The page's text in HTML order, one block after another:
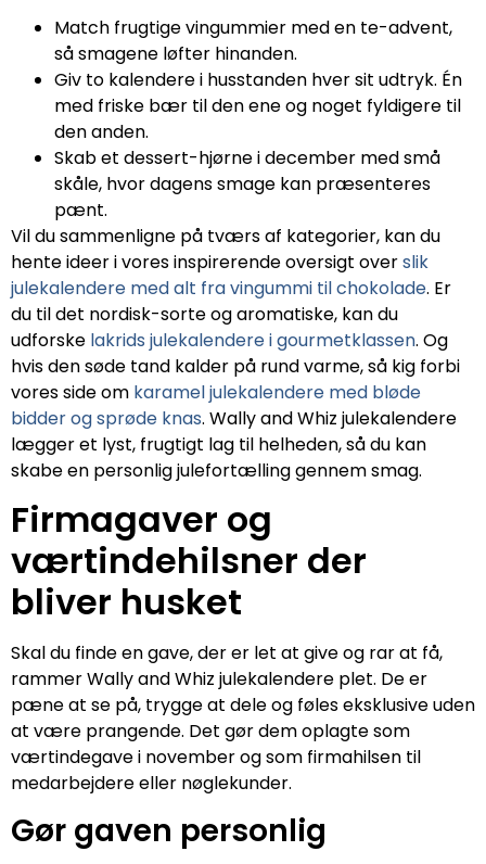
Match frugtige vingummier med en te-advent,
så smagene løfter hinanden.
Giv to kalendere i husstanden hver sit udtryk. Én
med friske bær til den ene og noget fyldigere til
den anden.
Skab et dessert-hjørne i december med små
skåle, hvor dagens smage kan præsenteres
pænt.
Vil du sammenligne på tværs af kategorier, kan du
hente ideer i vores inspirerende oversigt overslik
julekalendere med alt fra vingummi til chokolade. Er
du til det nordisk-sorte og aromatiske, kan du
udforske lakrids julekalendere i gourmetklassen. Og
hvis den søde tand kalder på rund varme, så kig forbi
vores side om karamel julekalendere med bløde
bidder og sprøde knas. Wally and Whiz julekalendere
lægger et lyst, frugtigt lag til helheden, så du kan
skabe en personlig julefortælling gennem smag.
Firmagaver og
værtindehilsner der
bliver husket
Skal du finde en gave, der er let at give og rar at få,
rammer Wally and Whiz julekalendere plet. De er
pæne at se på, trygge at dele og føles eksklusive uden
at være prangende. Det gør dem oplagte som
værtindegave i november og som firmahilsen til
medarbejdere eller nøglekunder.
Gør gaven personlig